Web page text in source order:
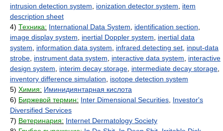
intrusion detection system ionization detector system
item
description sheet
4) Техника: International Data System identification section
image display system
inertial Doppler system
inertial data
system
information data system infrared detecting set input-data
strobe instrument data system interactive data system
interactive
design system
interim decay storage intermediate decay storage
inventory difference simulation
isotope detection system
5) Химия: Иминидиянтарная кислота
6) Биржевой термин: Inter Dimensional Securities Investor's
Diversified Services
7) Ветеринария: Internet Dermatology Society